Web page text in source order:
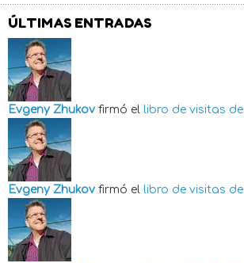
ÚLTIMAS ENTRADAS
Evgeny Zhukov firmó el libro de visitas de
Evgeny Zhukov firmó el libro de visitas de